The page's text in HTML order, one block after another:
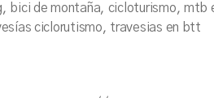
, bici de montaña, cicloturismo, mtb
ciclorutismo, travesias en btt